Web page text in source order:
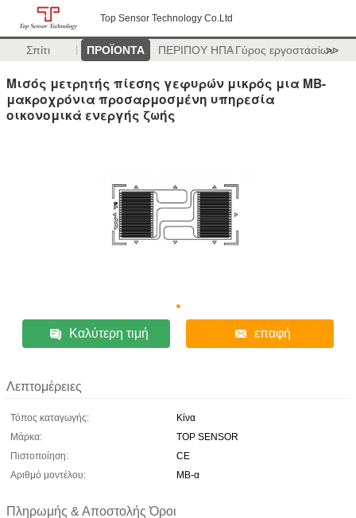
Top Sensor Technology Co.Ltd
Σπίτι ΠΡΟΪΟΝΤΑ ΠΕΡΙΠΟΥ ΗΠΑΓύρος εργοστασίων
>>
Μισός μετρητής πίεσης γεφυρών μικρός μια ΜΒ-
μακροχρόνια προσαρμοσμένη υπηρεσία
οικονομικά ενεργής ζωής
Καλύτερη τιμή επαφή
Λεπτομέρειες
Τόπος καταγωγής:
Κίνα
Μάρκα:
TOP SENSOR
Πιστοποίηση:
CE
Αριθμό μοντέλου:
ΜΒ-α
Πληρωμής & Αποστολής Όροι